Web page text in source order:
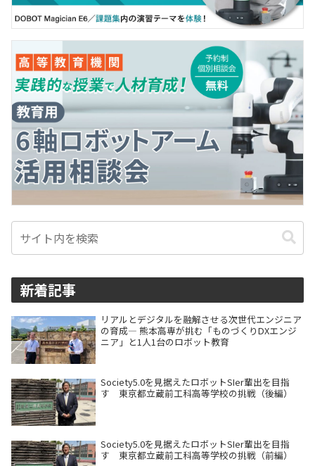
新着記事
リアルとデジタルを融解させる次世代エンジニア
の育成― 熊本高専が挑む「ものづくりDXエンジ
ニア」と1人1台のロボット教育
Society5.0を見据えたロボットSIer輩出を目指
す 東京都立蔵前工科高等学校の挑戦（後編）
Society5.0を見据えたロボットSIer輩出を目指
す 東京都立蔵前工科高等学校の挑戦（前編）